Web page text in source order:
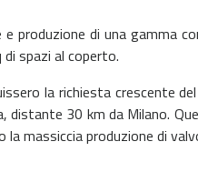
produzione di una gamma
spazi al coperto.
la richiesta crescente
30 km da Milano.
la massiccia produzione di